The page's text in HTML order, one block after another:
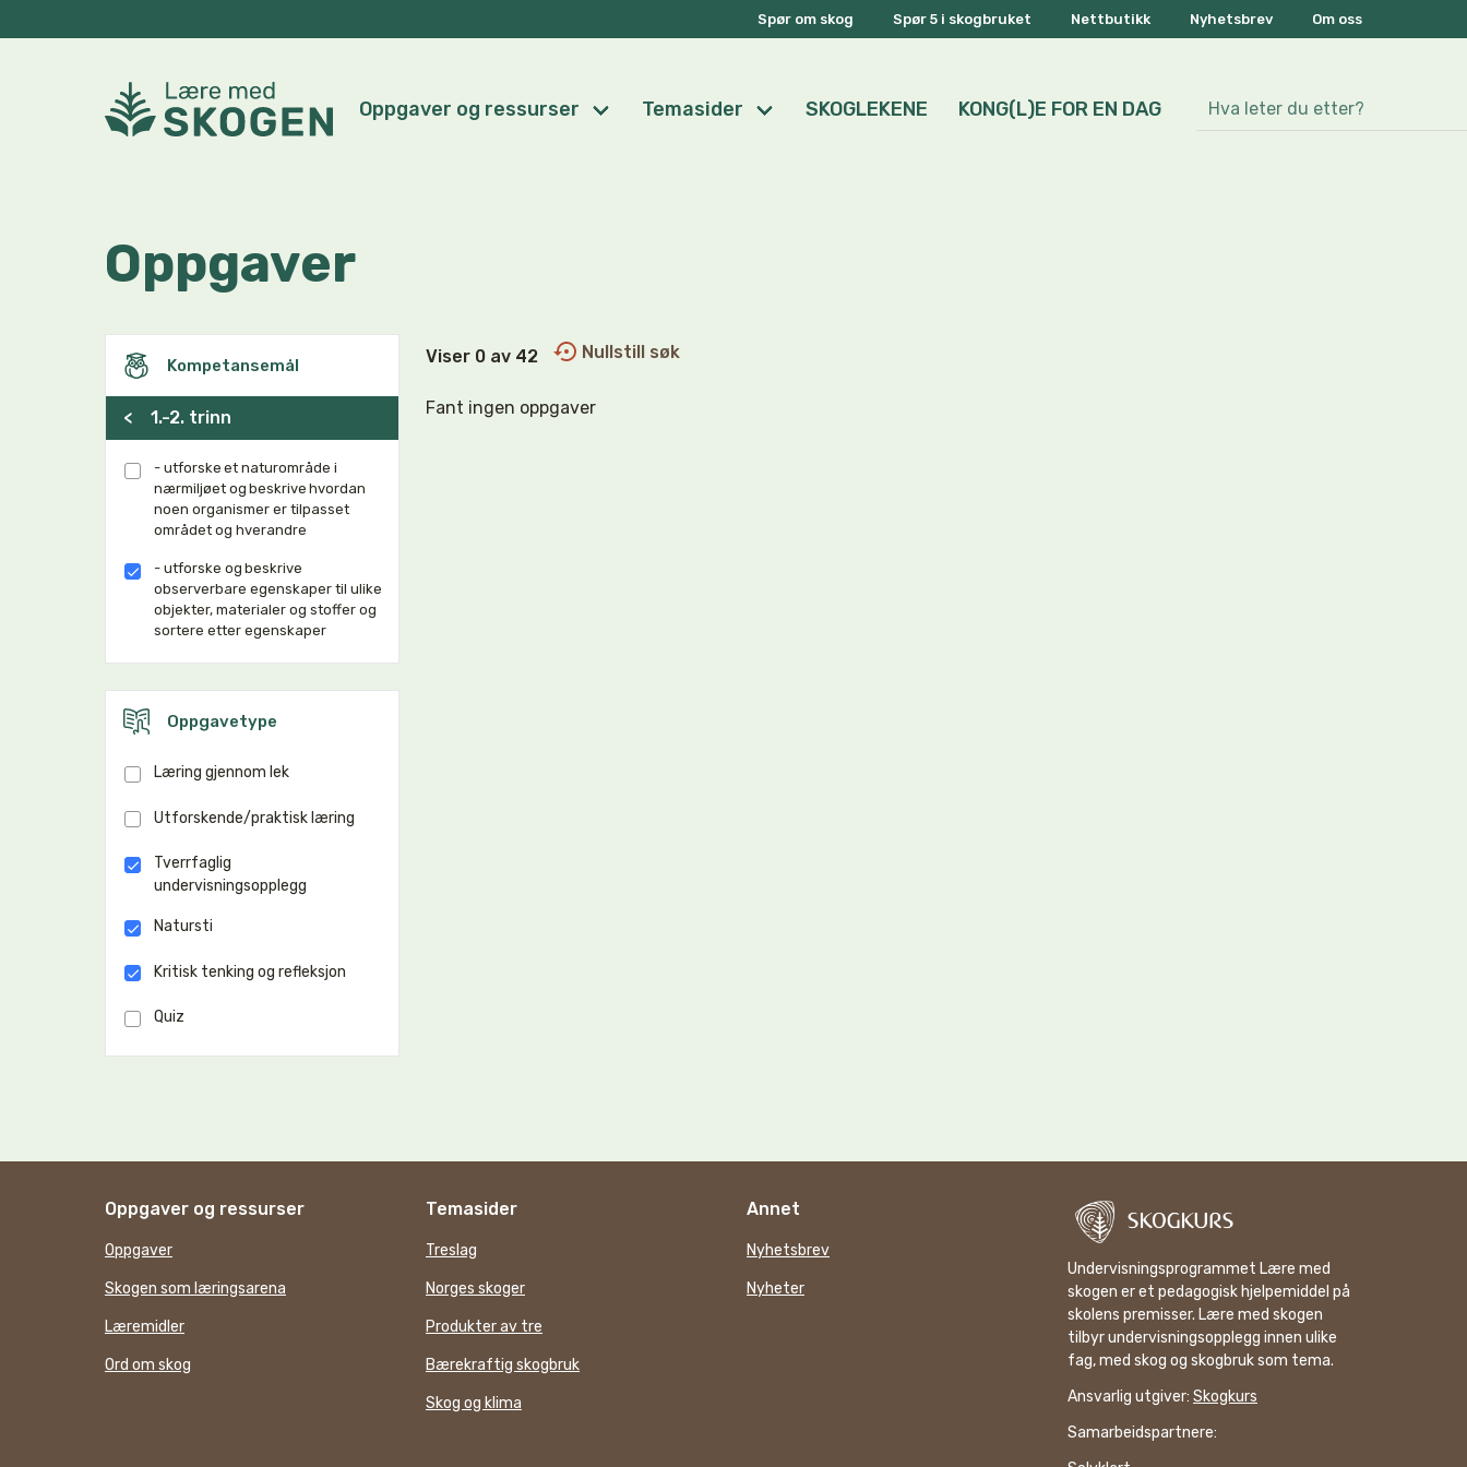
Spør om skog Spør 5 i skogbruket Nettbutikk Nyhetsbrev Om oss
Oppgaver og ressurser Temasider SKOGLEKENE KONG(L)E FOR EN DAG
Oppgaver
Kompetansemål
< 1.-2. trinn
- utforske et naturområde i
nærmiljøet og beskrive hvordan
noen organismer er tilpasset
området og hverandre
- utforske og beskrive
observerbare egenskaper til ulike
objekter, materialer og stoffer og
sortere etter egenskaper
Oppgavetype
Læring gjennom lek
Utforskende/praktisk læring
Tverrfaglig
undervisningsopplegg
Natursti
Kritisk tenking og refleksjon
Quiz
Viser 0 av 42 Nullstill søk
Fant ingen oppgaver
Oppgaver og ressurser
Oppgaver
Skogen som læringsarena
Læremidler
Ord om skog
Temasider
Treslag
Norges skoger
Produkter av tre
Bærekraftig skogbruk
Skog og klima
Annet
Nyhetsbrev
Nyheter
Undervisningsprogrammet Lære med
skogen er et pedagogisk hjelpemiddel på
skolens premisser. Lære med skogen
tilbyr undervisningsopplegg innen ulike
fag, med skog og skogbruk som tema.
Ansvarlig utgiver: Skogkurs
Samarbeidspartnere: